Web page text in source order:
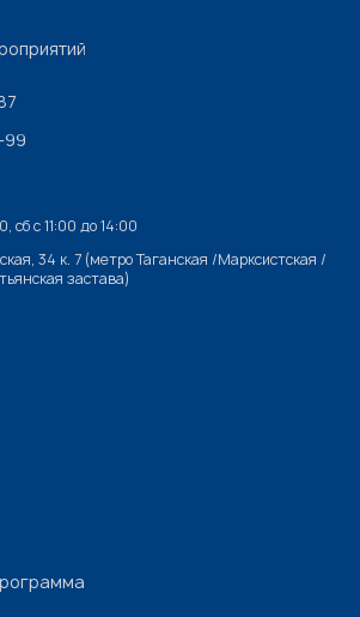
99
cб с 11:00 до 14:00
34 к. 7 (метро Таганская /Марксистская /
застава)